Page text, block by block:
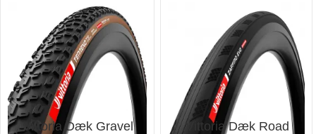
Vittoria Dæk Gravel
Vittoria Dæk Road